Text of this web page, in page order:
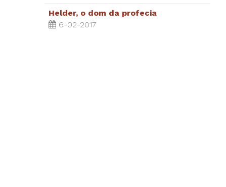
Helder, o dom da profecia
6-02-2017